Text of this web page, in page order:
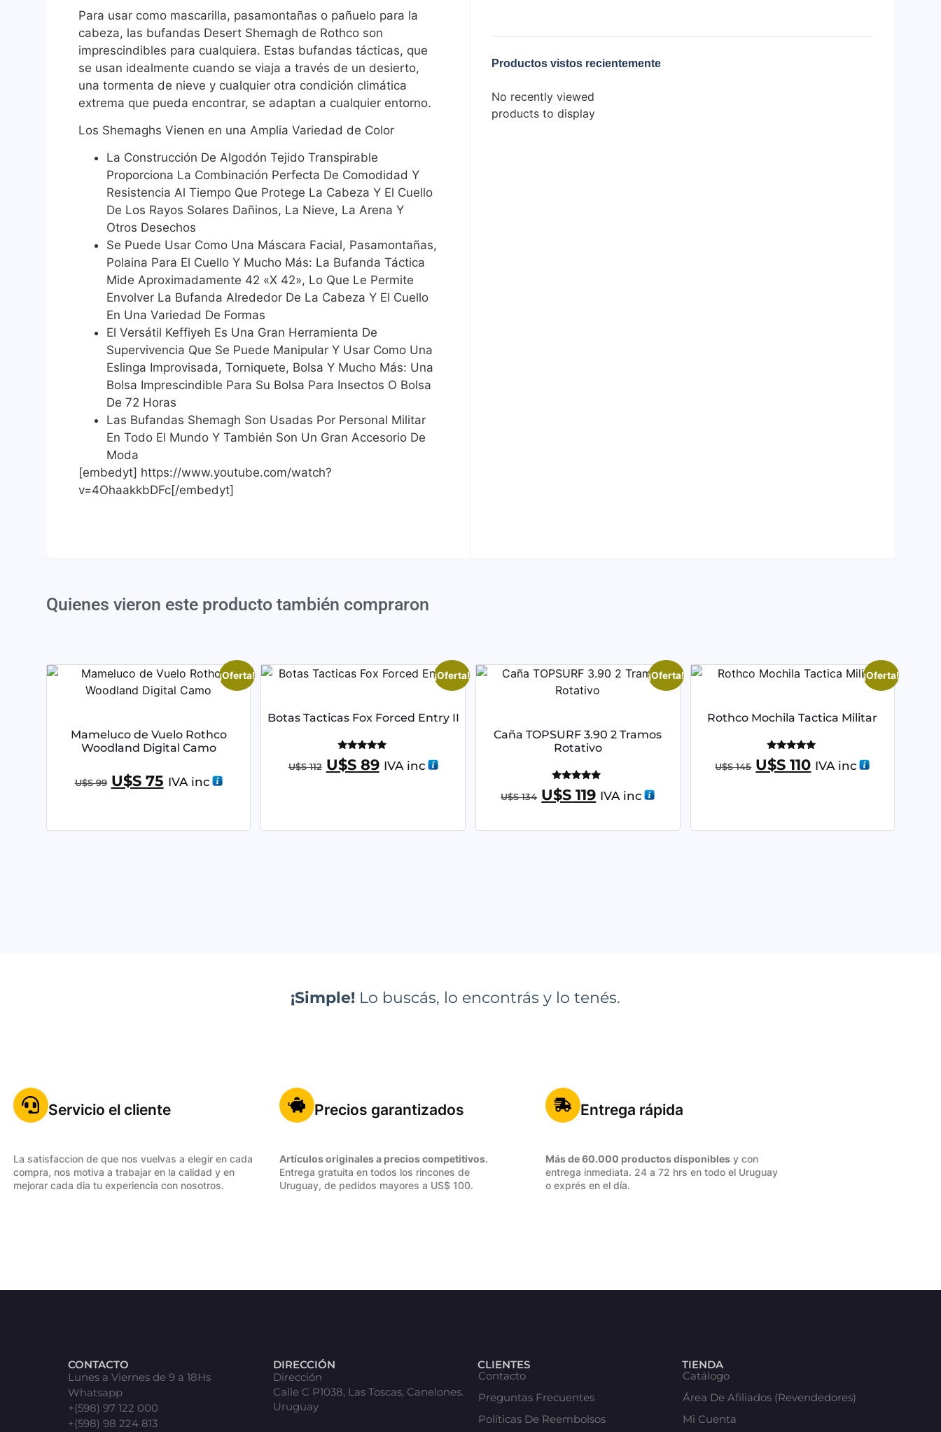
Para usar como mascarilla, pasamontañas o pañuelo para la
cabeza, las bufandas Desert Shemagh de Rothco son
imprescindibles para cualquiera. Estas bufandas tácticas, que
se usan idealmente cuando se viaja a través de un desierto,
una tormenta de nieve y cualquier otra condición climática
extrema que pueda encontrar, se adaptan a cualquier entorno.
Los Shemaghs Vienen en una Amplia Variedad de Color
La Construcción De Algodón Tejido Transpirable
Proporciona La Combinación Perfecta De Comodidad Y
Resistencia Al Tiempo Que Protege La Cabeza Y El Cuello
De Los Rayos Solares Dañinos, La Nieve, La Arena Y
Otros Desechos
Se Puede Usar Como Una Máscara Facial, Pasamontañas,
Polaina Para El Cuello Y Mucho Más: La Bufanda Táctica
Mide Aproximadamente 42 «X 42», Lo Que Le Permite
Envolver La Bufanda Alrededor De La Cabeza Y El Cuello
En Una Variedad De Formas
El Versátil Keffiyeh Es Una Gran Herramienta De
Supervivencia Que Se Puede Manipular Y Usar Como Una
Eslinga Improvisada, Torniquete, Bolsa Y Mucho Más: Una
Bolsa Imprescindible Para Su Bolsa Para Insectos O Bolsa
De 72 Horas
Las Bufandas Shemagh Son Usadas Por Personal Militar
En Todo El Mundo Y También Son Un Gran Accesorio De
Moda
[embedyt] https://www.youtube.com/watch?
v=4OhaakkbDFc[/embedyt]
Productos vistos recientemente
No recently viewed
products to display
Quienes vieron este producto también compraron
¡Oferta!
Mameluco de Vuelo Rothco
Woodland Digital Camo
U$S99 U$S75 IVA inc
¡Oferta!
Botas Tacticas Fox Forced Entry II
Valorado
con
U$S112 U$S89 IVA inc
¡Oferta!
Caña TOPSURF 3.90 2 Tramos
Rotativo
Valorado
con
U$S134 U$S 119 IVA inc
¡Oferta!
Rothco Mochila Tactica Militar
Valorado
con
U$S145 U$S 110 IVA inc
¡Simple!Lo buscás, lo encontrás y lo tenés.
Servicio el cliente
La satisfaccion de que nos vuelvas a elegir en cada
compra, nos motiva a trabajar en la calidad y en
mejorar cada dia tu experiencia con nosotros.
Precios garantizados
Artículos originales a precios competitivos.
Entrega gratuita en todos los rincones de
Uruguay, de pedidos mayores a US$ 100.
Entrega rápida
Más de 60.000 productos disponiblesy con
entrega inmediata. 24 a 72 hrs en todo el Uruguay
o exprés en el día.
CONTACTO
Lunes a Viernes de 9 a 18Hs
Whatsapp
+(598) 97 122 000
+(598) 98 224 813
DIRECCIÓN
Dirección
Calle C P1038, Las Toscas, Canelones.
Uruguay
CLIENTES
Contacto
Preguntas Frecuentes
Políticas De Reembolsos
TIENDA
Catálogo
Área De Afiliados (Revendedores)
Mi Cuenta